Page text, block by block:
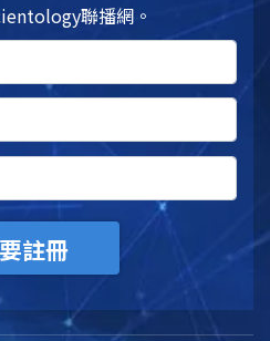
聯播網。
註冊